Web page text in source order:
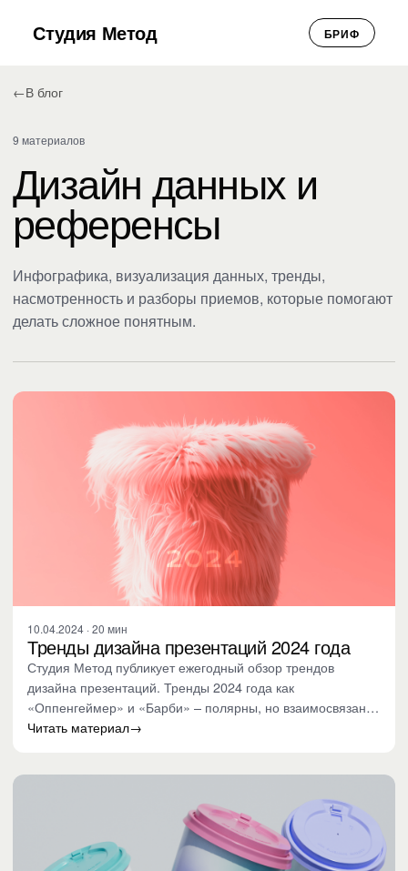
Студия Метод БРИФ
←В блог
9 материалов
Дизайн данных и
референсы
Инфографика, визуализация данных, тренды,
насмотренность и разборы приемов, которые помогают
делать сложное понятным.
10.04.2024 · 20 мин
Тренды дизайна презентаций 2024 года
Студия Метод публикует ежегодный обзор трендов
дизайна презентаций. Тренды 2024 года как
«Оппенгеймер» и «Барби» – полярны, но взаимосвязаны.
В статье акцент на…
Читать материал→